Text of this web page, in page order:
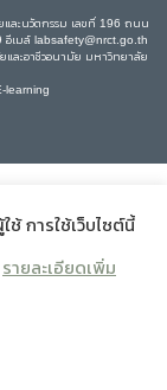
และนวัตกรรม เลขที่ 196 ถนน
อีเมล์ labsafety@nrct.go.th
ละอาชีวอนามัย มหาวิทยาลัย
learning
การใช้เว็บไซต์นี้
รายละเอียดเพิ่ม